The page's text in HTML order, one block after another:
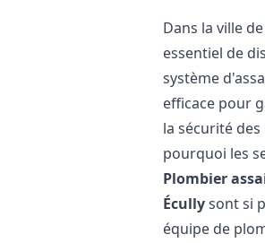
Dans la ville de
essentiel de
système
efficace pour
la sécurité
pourquoi les
Plombier
Écullysont si
équipe de